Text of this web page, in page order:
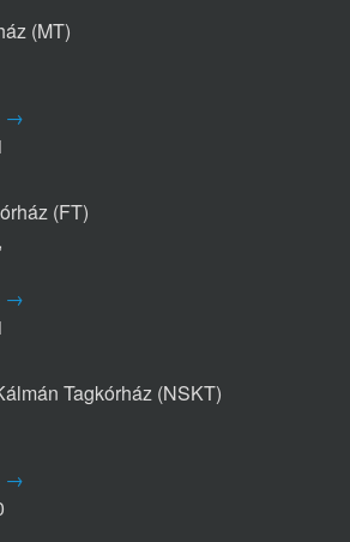
(MT)
→
(FT)
→
Tagkórház (NSKT)
→